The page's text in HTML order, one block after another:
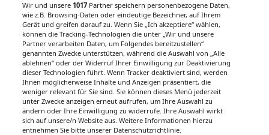
Unsere Wochenzeitungen
Gesundheitsseiten
Hier finden Sie die aktuelle Ausgabe der
Gesundheitsberichterstattung in den 120
Wochenzeitungen der RegionalMedien
Austria sowie ein Archiv der vergangenen
Ausgaben.
Wir und unsere1017 Partner speichern personenbezogene Daten,
wie z.B. Browsing-Daten oder eindeutige Bezeichner, auf Ihrem
Gerät und greifen darauf zu. Wenn Sie „Ich akzeptiere“ wählen,
können die Tracking-Technologien die unter „Wir und unsere
Partner verarbeiten Daten, um Folgendes bereitzustellen“
genannten Zwecke unterstützen, während die Auswahl von „Alle
ablehnen“ oder der Widerruf Ihrer Einwilligung zur Deaktivierung
dieser Technologien führt. Wenn Tracker deaktiviert sind, werden
Ihnen möglicherweise Inhalte und Anzeigen präsentiert, die
weniger relevant für Sie sind. Sie können dieses Menü jederzeit
unter Zwecke anzeigen erneut aufrufen, um Ihre Auswahl zu
ändern oder Ihre Einwilligung zu widerrufe. Ihre Auswahl wirkt
sich auf unsere/n Website aus. Weitere Informationen hierzu
entnehmen Sie bitte unserer Datenschutzrichtlinie.